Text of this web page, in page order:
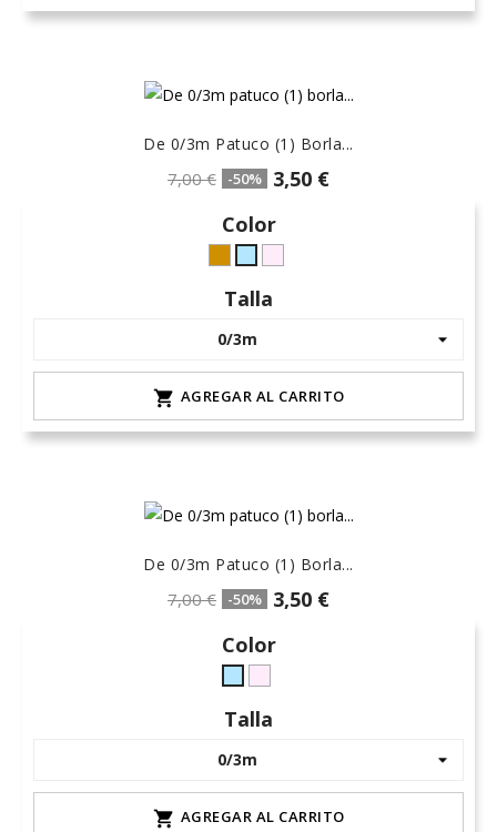
De 0/3m Patuco (1) Borla...
7,00 € -50%
3,50 €
Color
Camel-
6
celeste-
hielo
Talla
 AGREGAR AL CARRITO
De 0/3m Patuco (1) Borla...
7,00 € -50%
3,50 €
Color
celeste-
hielo
rosa-
Talla
 AGREGAR AL CARRITO